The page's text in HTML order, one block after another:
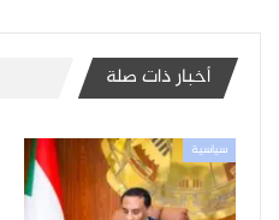
أخبار ذات صلة
سياسية